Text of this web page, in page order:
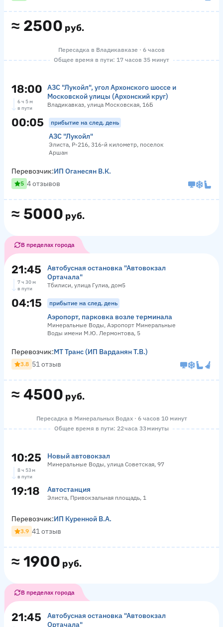
≈ 2500 руб.
Пересадка в Владикавказе · 6 часов
Общее время в пути: 17 часов 35 минут
18:00
АЗС "Лукойл", угол Архонского шоссе и
Московской улицы (Архонский круг)
Владикавказ, улица Московская, 16Б
6 ч 5 м
в пути
00:05 прибытие на след. день
АЗС "Лукойл"
Элиста, Р-216, 316-й километр, поселок
Аршан
≈ 5000 руб.
Перевозчик:ИП Оганесян В.К.
5 4 отзывов
В пределах города
21:45
Автобусная остановка "Автовокзал
Ортачала"
Тбилиси, улица Гулиа, дом5
7 ч 30 м
в пути
04:15 прибытие на след. день
Аэропорт, парковка возле терминала
Минеральные Воды, Аэропорт Минеральные
Воды имени М.Ю. Лермонтова, 5
≈ 4500 руб.
Перевозчик:МТ Транс (ИП Варданян Т.В.)
3.8 51 отзыв
Пересадка в Минеральных Водах · 6 часов 10 минут
Общее время в пути: 22 часа 33 минуты
10:25 Новый автовокзал
Минеральные Воды, улица Советская, 97
8 ч 53 м
в пути
19:18 Автостанция
Элиста, Привокзальная площадь, 1
≈ 1900 руб.
Перевозчик:ИП Куренной В.А.
3.9 41 отзыв
В пределах города
21:45
Автобусная остановка "Автовокзал
Ортачала"